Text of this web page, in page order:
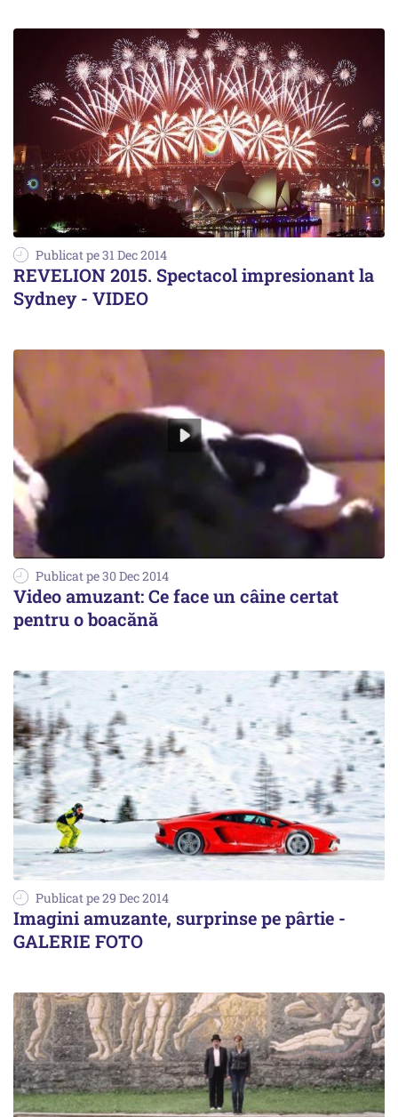
Publicat pe 31 Dec 2014
REVELION 2015. Spectacol impresionant la
Sydney - VIDEO
Publicat pe 30 Dec 2014
Video amuzant: Ce face un câine certat
pentru o boacănă
Publicat pe 29 Dec 2014
Imagini amuzante, surprinse pe pârtie -
GALERIE FOTO